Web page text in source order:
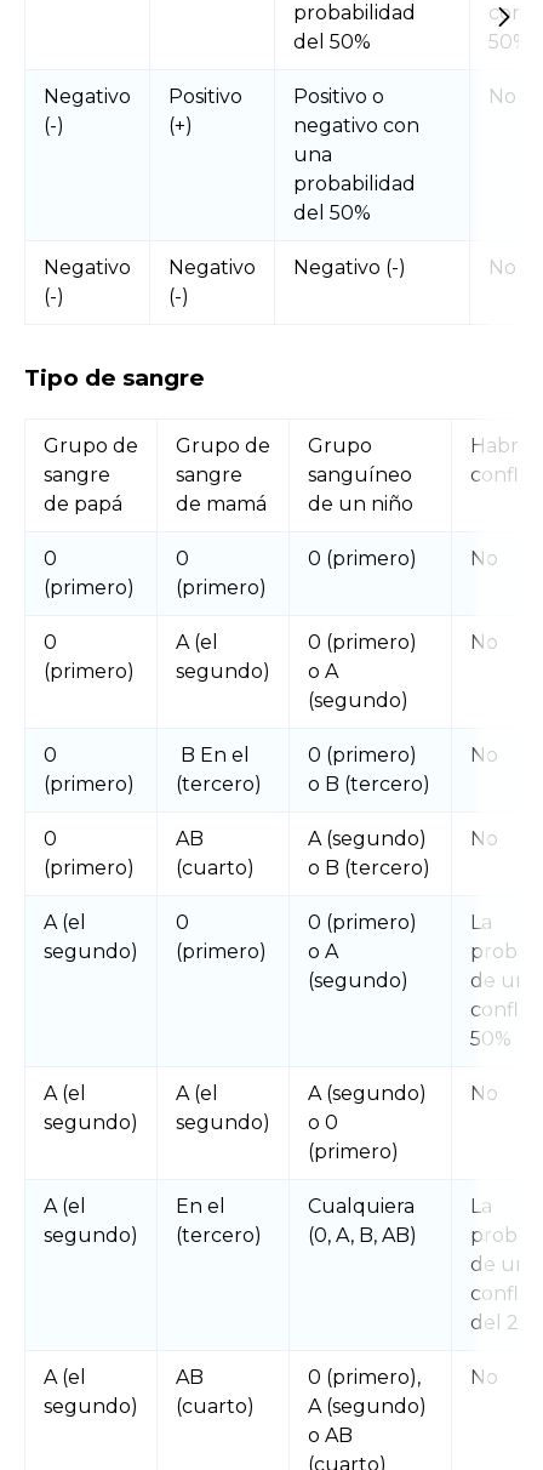
probabilidad
del 50%
50%
Negativo
(-)
Positivo
(+)
Positivo o
negativo con
una
probabilidad
del 50%
No
Negativo
(-)
Negativo
(-)
Negativo (-) No
Tipo de sangre
Grupo de
sangre
de papá
Grupo de
sangre
de mamá
Grupo
sanguíneo
de un niño
Habrá
0
(primero)
0
(primero)
0 (primero) No
0
(primero)
A (el
segundo)
0 (primero)
o A
(segundo)
No
0
(primero)
B En el
(tercero)
0 (primero)
o B (tercero)
No
0
(primero)
AB
(cuarto)
A (segundo)
o B (tercero)
No
A (el
segundo)
0
(primero)
0 (primero)
o A
(segundo)
La
de un
50%
A (el
segundo)
A (el
segundo)
A (segundo)
o 0
(primero)
No
A (el
segundo)
En el
(tercero)
Cualquiera
(0, A, B, AB)
La
de un
del
A (el
segundo)
AB
(cuarto)
0 (primero),
A (segundo)
o AB
(cuarto)
No